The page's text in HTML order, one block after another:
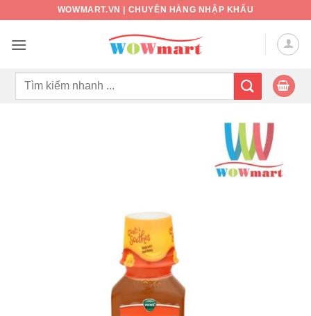
nội
WOWMART.VN | CHUYÊN HÀNG NHẬP KHẨU
Tìm